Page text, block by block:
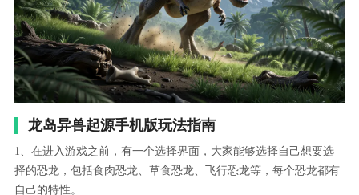
龙岛异兽起源手机版玩法指南
1、在进入游戏之前，有一个选择界面，大家能够选择自己想要选
择的恐龙，包括食肉恐龙、草食恐龙、飞行恐龙等，每个恐龙都有
自己的特性。